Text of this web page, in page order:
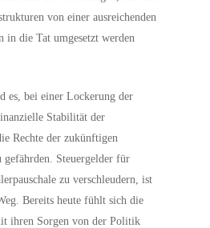
von einer ausreichenden
in die Tat umgesetzt werden
es, bei einer Lockerung der
Stabilität der
Rechte der zukünftigen
gefährden. Steuergelder für
zu verschleudern, ist
Bereits heute fühlt sich die
ihren Sorgen von der Politik